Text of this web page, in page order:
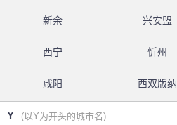
新余 兴安盟
西宁 忻州
咸阳 西双版纳
Y (以Y为开头的城市名)